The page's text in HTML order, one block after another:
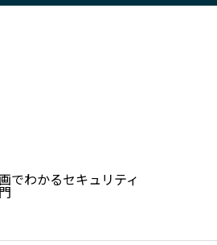
でわかるセキュリティ